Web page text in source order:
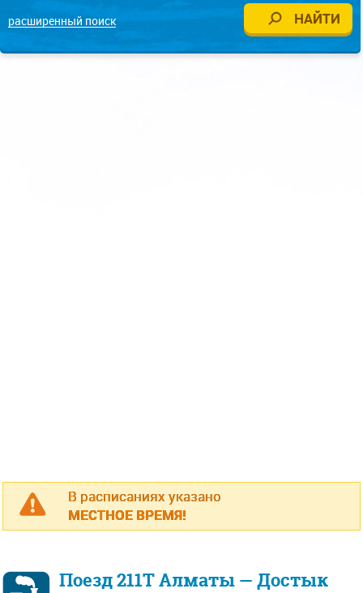
расширенный поиск
В расписаниях указано
МЕСТНОЕ ВРЕМЯ!
Поезд 211Т Алматы — Достык